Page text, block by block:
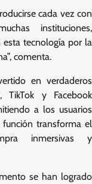
cada vez con
instituciones,
esta tecnología por la
comenta.
en verdaderos
TikTok y Facebook
a los usuarios
transforma el
inmersivas y
se han logrado